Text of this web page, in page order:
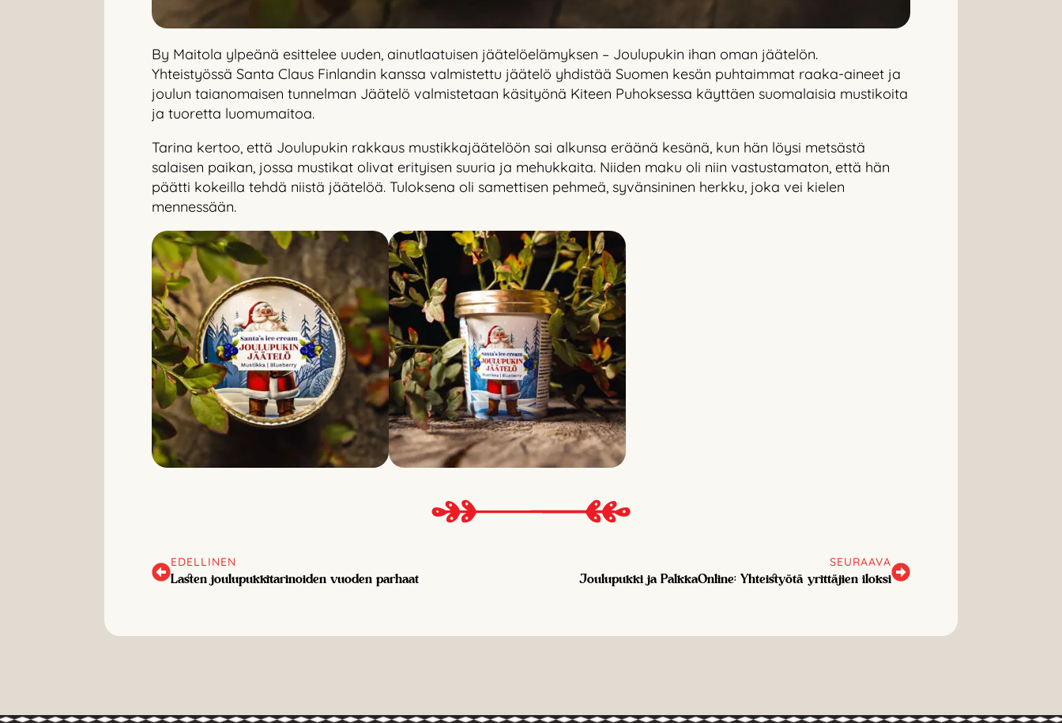
By Maitola ylpeänä esittelee uuden, ainutlaatuisen jäätelöelämyksen – Joulupukin ihan oman jäätelön.
Yhteistyössä Santa Claus Finlandin kanssa valmistettu jäätelö yhdistää Suomen kesän puhtaimmat raaka-aineet ja
joulun taianomaisen tunnelman Jäätelö valmistetaan käsityönä Kiteen Puhoksessa käyttäen suomalaisia mustikoita
ja tuoretta luomumaitoa.
Tarina kertoo, että Joulupukin rakkaus mustikkajäätelöön sai alkunsa eräänä kesänä, kun hän löysi metsästä
salaisen paikan, jossa mustikat olivat erityisen suuria ja mehukkaita. Niiden maku oli niin vastustamaton, että hän
päätti kokeilla tehdä niistä jäätelöä. Tuloksena oli samettisen pehmeä, syvänsininen herkku, joka vei kielen
mennessään.
EDELLINEN
Lasten joulupukkitarinoiden vuoden parhaat
SEURAAVA
Joulupukki ja PalkkaOnline: Yhteistyötä yrittäjien iloksi